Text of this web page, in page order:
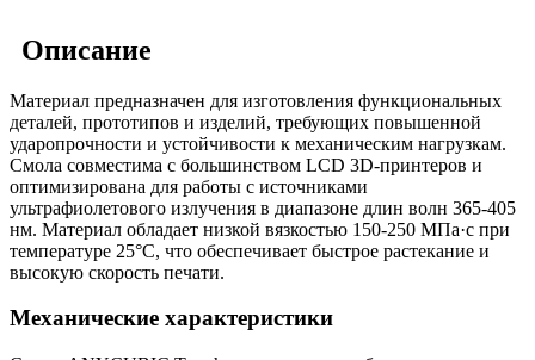
Описание
Материал предназначен для изготовления функциональных
деталей, прототипов и изделий, требующих повышенной
ударопрочности и устойчивости к механическим нагрузкам.
Смола совместима с большинством LCD 3D-принтеров и
оптимизирована для работы с источниками
ультрафиолетового излучения в диапазоне длин волн 365-405
нм. Материал обладает низкой вязкостью 150-250 МПа·с при
температуре 25°C, что обеспечивает быстрое растекание и
высокую скорость печати.
Механические характеристики